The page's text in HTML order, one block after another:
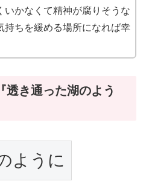
いかなくて精神が腐りそうな
持ちを緩める場所になれば幸
き通った湖のよう
ように